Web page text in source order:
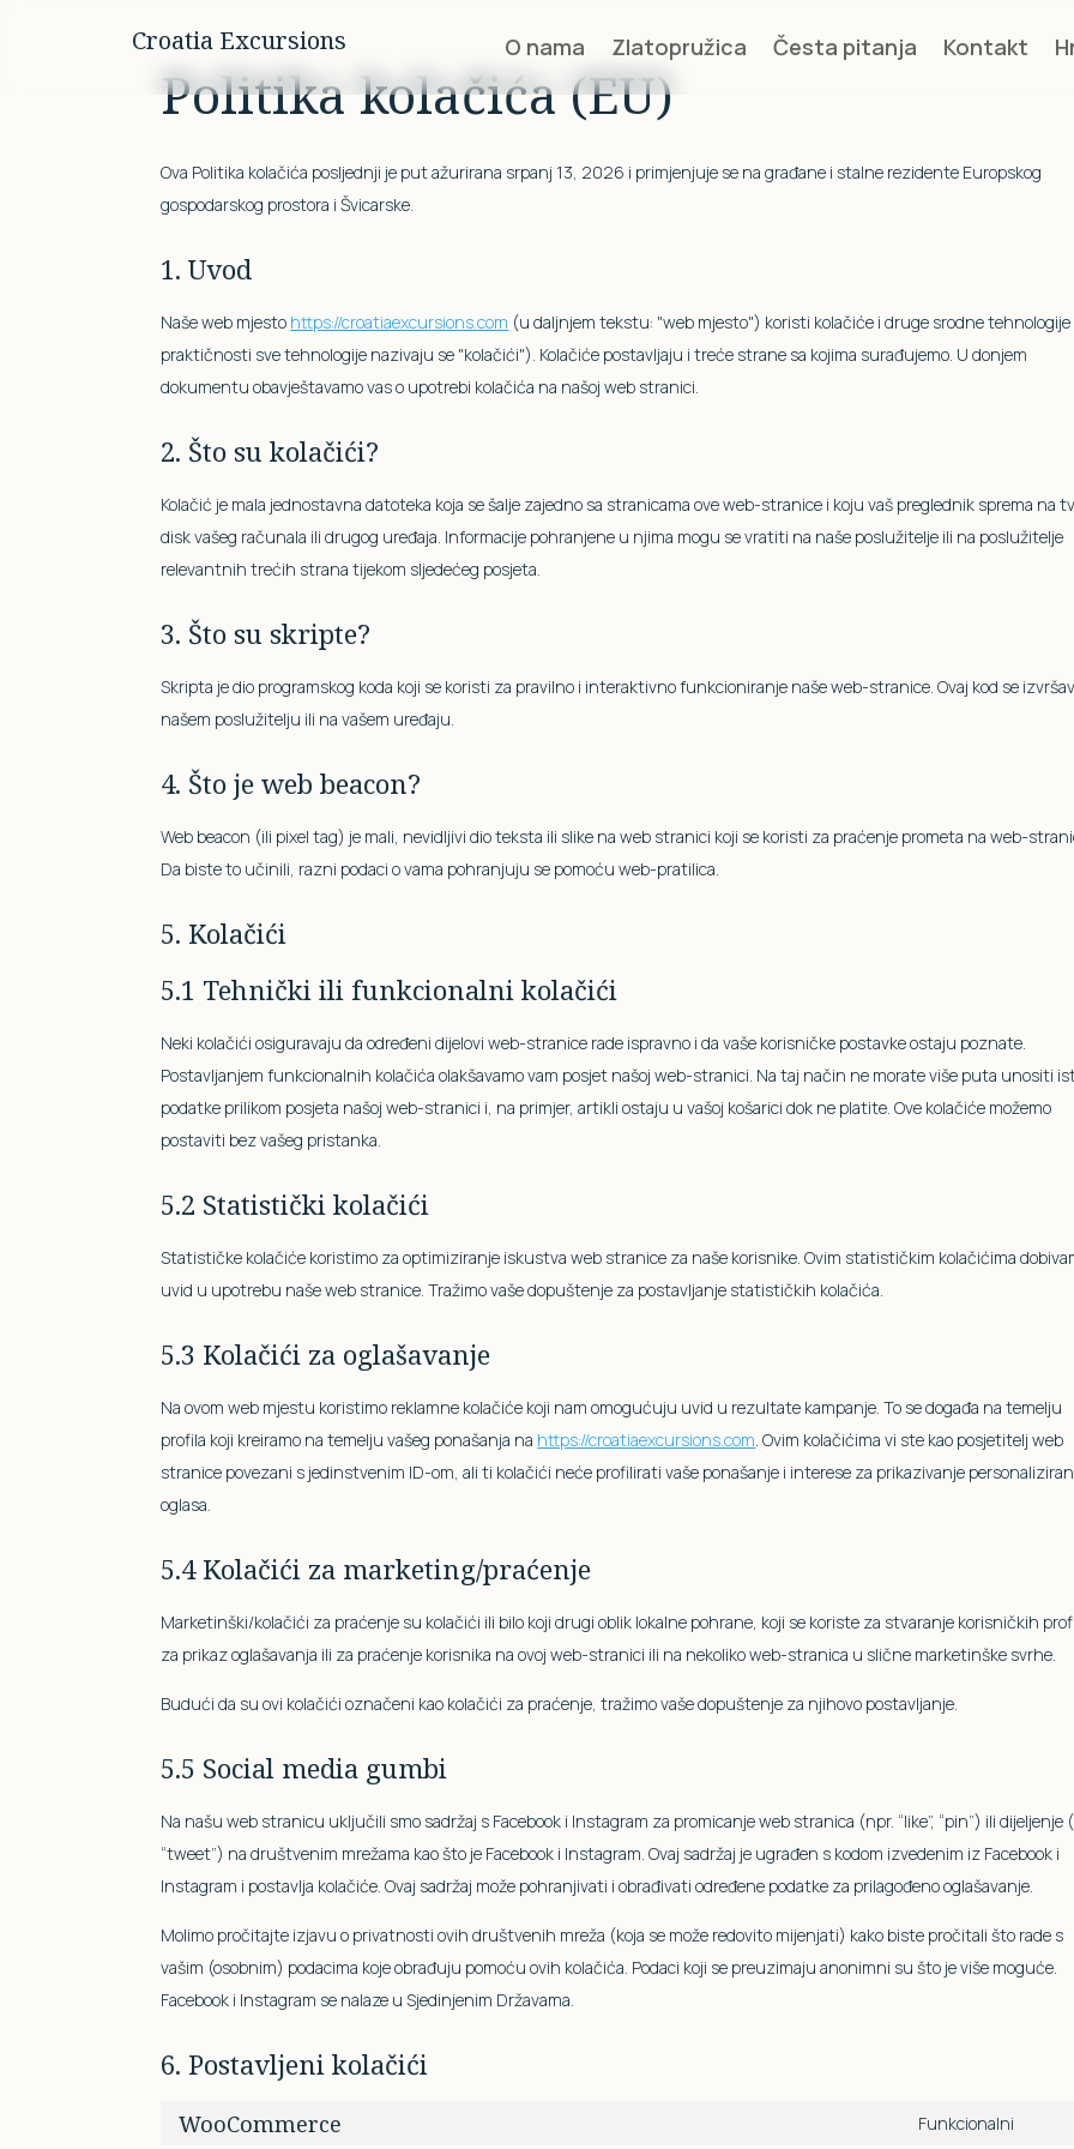
Croatia Excursions O nama Zlatopružica Česta pitanja Kontakt
Politika kolačića (EU)
Ova Politika kolačića posljednji je put ažurirana srpanj 13, 2026 i primjenjuje se na građane i stalne rezidente Europskog
gospodarskog prostora i Švicarske.
1. Uvod
Naše web mjesto https://croatiaexcursions.com (u daljnjem tekstu: "web mjesto") koristi kolačiće i druge srodne tehnologije
praktičnosti sve tehnologije nazivaju se "kolačići"). Kolačiće postavljaju i treće strane sa kojima surađujemo. U donjem
dokumentu obavještavamo vas o upotrebi kolačića na našoj web stranici.
2. Što su kolačići?
Kolačić je mala jednostavna datoteka koja se šalje zajedno sa stranicama ove web-stranice i koju vaš preglednik sprema na
disk vašeg računala ili drugog uređaja. Informacije pohranjene u njima mogu se vratiti na naše poslužitelje ili na poslužitelje
relevantnih trećih strana tijekom sljedećeg posjeta.
3. Što su skripte?
Skripta je dio programskog koda koji se koristi za pravilno i interaktivno funkcioniranje naše web-stranice. Ovaj kod se
našem poslužitelju ili na vašem uređaju.
4. Što je web beacon?
Web beacon (ili pixel tag) je mali, nevidljivi dio teksta ili slike na web stranici koji se koristi za praćenje prometa na web-
Da biste to učinili, razni podaci o vama pohranjuju se pomoću web-pratilica.
5. Kolačići
5.1 Tehnički ili funkcionalni kolačići
Neki kolačići osiguravaju da određeni dijelovi web-stranice rade ispravno i da vaše korisničke postavke ostaju poznate.
Postavljanjem funkcionalnih kolačića olakšavamo vam posjet našoj web-stranici. Na taj način ne morate više puta unositi
podatke prilikom posjeta našoj web-stranici i, na primjer, artikli ostaju u vašoj košarici dok ne platite. Ove kolačiće možemo
postaviti bez vašeg pristanka.
5.2 Statistički kolačići
Statističke kolačiće koristimo za optimiziranje iskustva web stranice za naše korisnike. Ovim statističkim kolačićima
uvid u upotrebu naše web stranice. Tražimo vaše dopuštenje za postavljanje statističkih kolačića.
5.3 Kolačići za oglašavanje
Na ovom web mjestu koristimo reklamne kolačiće koji nam omogućuju uvid u rezultate kampanje. To se događa na temelju
profila koji kreiramo na temelju vašeg ponašanja na https://croatiaexcursions.com. Ovim kolačićima vi ste kao posjetitelj web
stranice povezani s jedinstvenim ID-om, ali ti kolačići neće profilirati vaše ponašanje i interese za prikazivanje
oglasa.
5.4 Kolačići za marketing/praćenje
Marketinški/kolačići za praćenje su kolačići ili bilo koji drugi oblik lokalne pohrane, koji se koriste za stvaranje korisničkih
za prikaz oglašavanja ili za praćenje korisnika na ovoj web-stranici ili na nekoliko web-stranica u slične marketinške svrhe.
Budući da su ovi kolačići označeni kao kolačići za praćenje, tražimo vaše dopuštenje za njihovo postavljanje.
5.5 Social media gumbi
Na našu web stranicu uključili smo sadržaj s Facebook i Instagram za promicanje web stranica (npr. “like”, “pin”) ili dijeljenje
“tweet”) na društvenim mrežama kao što je Facebook i Instagram. Ovaj sadržaj je ugrađen s kodom izvedenim iz Facebook i
Instagram i postavlja kolačiće. Ovaj sadržaj može pohranjivati i obrađivati određene podatke za prilagođeno oglašavanje.
Molimo pročitajte izjavu o privatnosti ovih društvenih mreža (koja se može redovito mijenjati) kako biste pročitali što rade s
vašim (osobnim) podacima koje obrađuju pomoću ovih kolačića. Podaci koji se preuzimaju anonimni su što je više moguće.
Facebook i Instagram se nalaze u Sjedinjenim Državama.
6. Postavljeni kolačići
WooCommerce Funkcionalni